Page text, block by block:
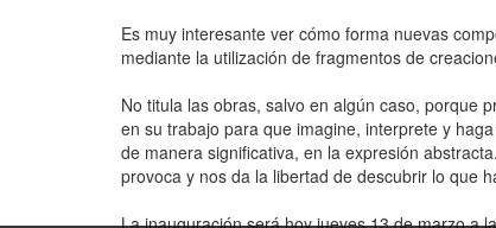
Es muy interesante ver cómo forma nuevas
mediante la utilización de fragmentos de
No titula las obras, salvo en algún caso, porque
en su trabajo para que imagine, interprete y
de manera significativa, en la expresión
provoca y nos da la libertad de descubrir lo que
La inauguración será hoy jueves 13 de marzo a